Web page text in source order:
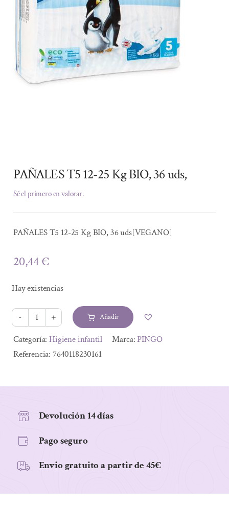
PAÑALES T5 12-25 Kg BIO, 36 uds,
Sé el primero en valorar.
PAÑALES T5 12-25 Kg BIO, 36 uds[VEGANO]
20,44€
Hay existencias
PAÑALES
T5
12-
36
cantidad
Añadir
Alternative:
Categoría:Higiene infantil Marca:PINGO
Referencia: 7640118230161
Devolución 14 días
Pago seguro
Envio gratuito a partir de 45€